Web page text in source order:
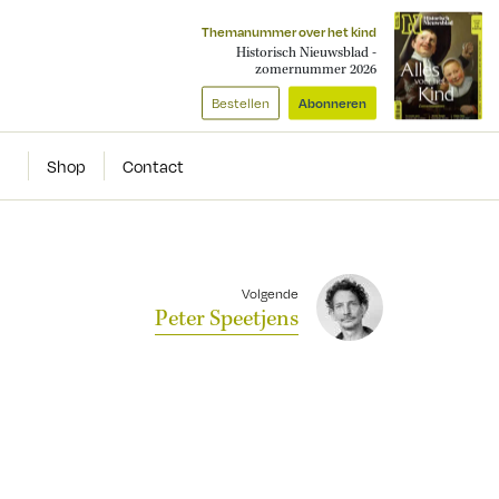
Themanummer over het kind
Historisch Nieuwsblad -
zomernummer 2026
Bestellen Abonneren
Shop Contact
Volgende
Peter Speetjens